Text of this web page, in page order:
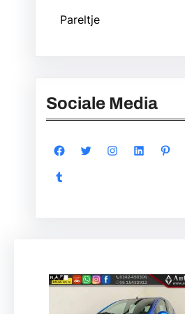
Pareltje
Sociale Media
Facebook Twitter Instagram LinkedIn Pinterest
Tumblr